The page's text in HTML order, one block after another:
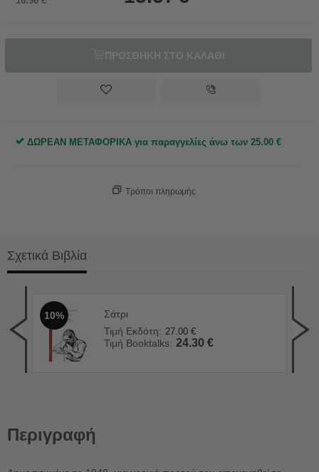
ΠΡΟΣΘΗΚΗ ΣΤΟ ΚΑΛΑΘΙ
ΔΩΡΕΑΝ ΜΕΤΑΦΟΡΙΚΑ για παραγγελίες άνω των 25.00 €
Τρόποι πληρωμής
Σχετικά Βιβλία
10%
Σάτρι
Τιμή Εκδότη: 27.00 €
Τιμή Booktalks: 24.30 €
Περιγραφή